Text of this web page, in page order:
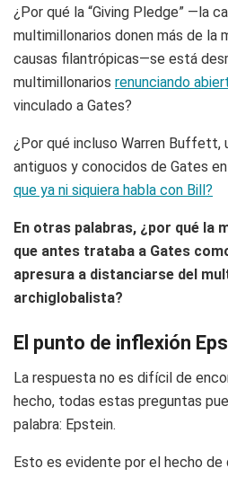
¿Por qué la “Giving Pledge” —la
multimillonarios donen más de la
causas filantrópicas—se está
multimillonarios renunciando
vinculado a Gates?
¿Por qué incluso Warren Buffett,
antiguos y conocidos de Gates
que ya ni siquiera habla con Bill?
En otras palabras, ¿por qué la
que antes trataba a Gates
apresura a distanciarse del
archiglobalista?
El punto de inflexión
La respuesta no es difícil de
hecho, todas estas preguntas
palabra: Epstein.
Esto es evidente por el hecho de